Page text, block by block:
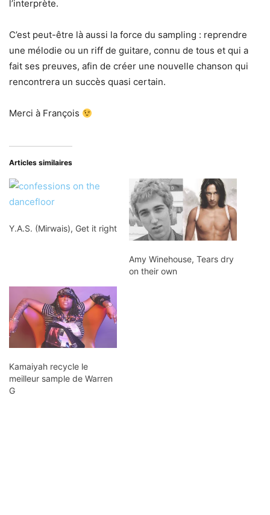
l’interprète.
C’est peut-être là aussi la force du sampling : reprendre
une mélodie ou un riff de guitare, connu de tous et qui a
fait ses preuves, afin de créer une nouvelle chanson qui
rencontrera un succès quasi certain.
Merci à François
Articles similaires
Y.A.S. (Mirwais), Get it right
Amy Winehouse, Tears dry
on their own
Kamaiyah recycle le
meilleur sample de Warren
G